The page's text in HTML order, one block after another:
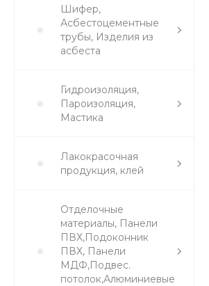
Шифер,
Асбестоцементные
трубы, Изделия из
асбеста
Гидроизоляция,
Пароизоляция,
Мастика
Лакокрасочная
продукция, клей
Отделочные
материалы, Панели
ПВХ,Подоконник
ПВХ, Панели
МДФ,Подвес.
потолок,Алюминиевые